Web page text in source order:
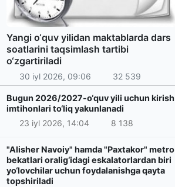
Yangi o‘quv yilidan maktablarda dars
soatlarini taqsimlash tartibi
o‘zgartiriladi
30 iyl 2026, 09:06 32 539
Bugun 2026/2027-o‘quv yili uchun kirish
imtihonlari to‘liq yakunlanadi
23 iyl 2026, 14:04
8 138
"Alisher Navoiy" hamda "Paxtakor" metro
bekatlari oralig‘idagi eskalatorlardan biri
yo‘lovchilar uchun foydalanishga qayta
topshiriladi